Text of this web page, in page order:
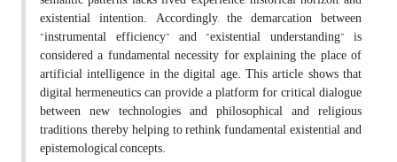
existential intention. Accordingly, the demarcation between
“instrumental efficiency” and “existential understanding” is
considered a fundamental necessity for explaining the place of
artificial intelligence in the digital age. This article shows that
digital hermeneutics can provide a platform for critical dialogue
between new technologies and philosophical and religious
traditions, thereby helping to rethink fundamental existential and
epistemological concepts.